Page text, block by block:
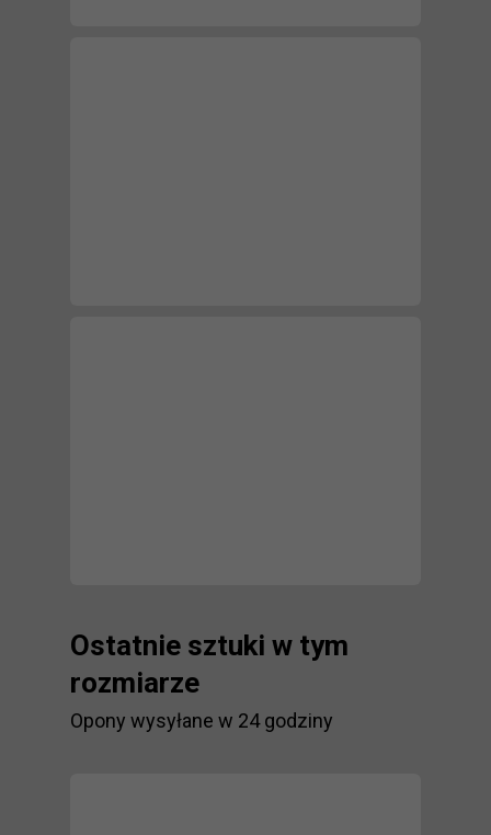
Ostatnie sztuki w tym
rozmiarze
Opony wysyłane w 24 godziny